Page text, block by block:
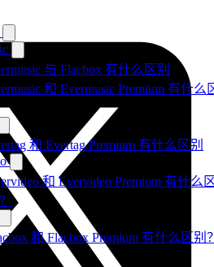
与 Flacbox 有什么区别
和 Evermusic Premium 有什么
和 Evertag Premium 有什么区别
和 Evervideo Premium 有什么
和 Flacbox Premium 有什么区别